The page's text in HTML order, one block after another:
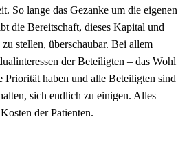
So lange das Gezanke um die eigenen
die Bereitschaft, dieses Kapital und
stellen, überschaubar. Bei allem
der Beteiligten – das Wohl
Priorität haben und alle Beteiligten sind
sich endlich zu einigen. Alles
der Patienten.